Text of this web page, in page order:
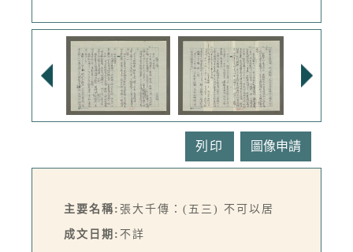
列印
主要名稱: 張大千傳：(五三) 不可以居
成文日期: 不詳